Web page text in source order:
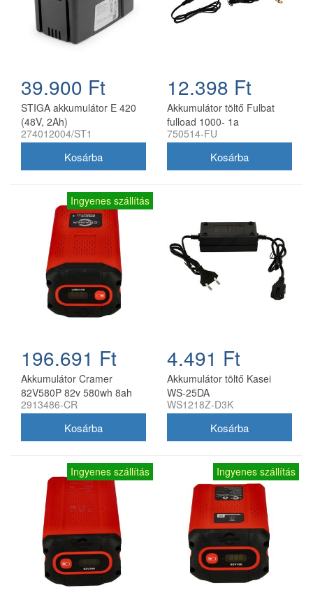
39.900 Ft
STIGA akkumulátor E 420
(48V, 2Ah)
274012004/ST1
12.398 Ft
Akkumulátor töltő Fulbat
fulload 1000- 1a
750514-FU
Ingyenes szállítás
196.691 Ft
Akkumulátor Cramer
82V580P 82v 580wh 8ah
21700
2913486-CR
4.491 Ft
Akkumulátor töltő Kasei
WS-25DA
WS1218Z-D3K
Ingyenes szállítás Ingyenes szállítás